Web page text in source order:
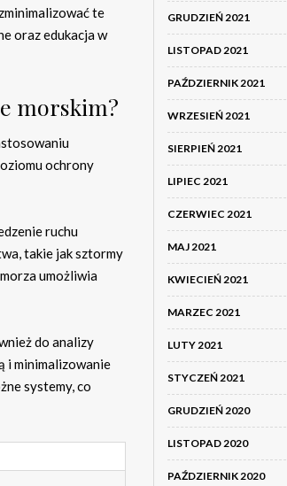
te
oraz edukacja w
morskim?
ochrony
ruchu
takie jak sztormy
umożliwia
do analizy
i minimalizowanie
systemy, co
GRUDZIEŃ 2021
LISTOPAD 2021
PAŹDZIERNIK 2021
WRZESIEŃ 2021
SIERPIEŃ 2021
LIPIEC 2021
CZERWIEC 2021
MAJ 2021
KWIECIEŃ 2021
MARZEC 2021
LUTY 2021
STYCZEŃ 2021
GRUDZIEŃ 2020
LISTOPAD 2020
PAŹDZIERNIK 2020